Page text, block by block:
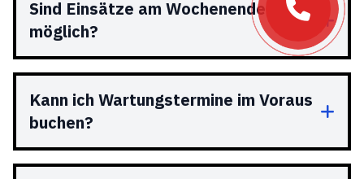
Sind Einsätze am Wochenende
möglich?
Kann ich Wartungstermine im Voraus
buchen?